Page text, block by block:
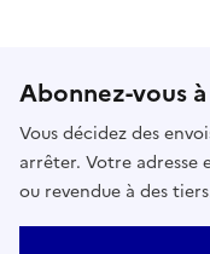
Abonnez-vous
Vous décidez des
arrêter. Votre adresse
ou revendue à des